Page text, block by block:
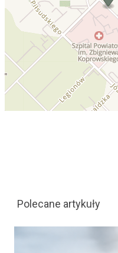
Polecane artykuły